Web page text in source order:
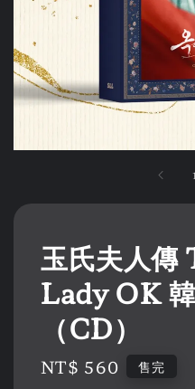
1
玉氏夫人傳
Lady OK
（CD）
Regular
NT$ 560 售完